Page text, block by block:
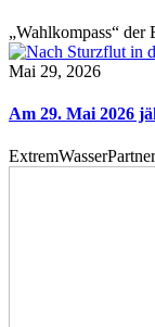
„Wahlkompass“
Mai 29, 2026
Am 29. Mai 2026